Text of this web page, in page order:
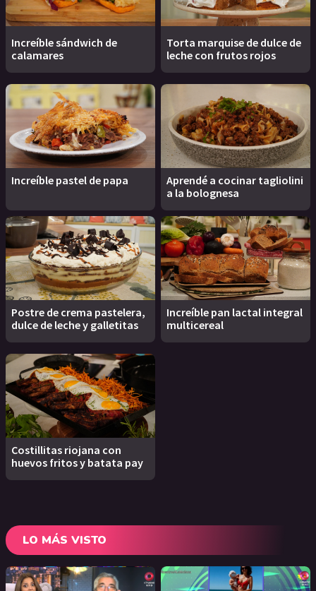
Increíble sándwich de
calamares
Torta marquise de dulce de
leche con frutos rojos
Increíble pastel de papa
Aprendé a cocinar tagliolini
a la bolognesa
Postre de crema pastelera,
dulce de leche y galletitas
Increíble pan lactal integral
multicereal
Costillitas riojana con
huevos fritos y batata pay
LO MÁS VISTO